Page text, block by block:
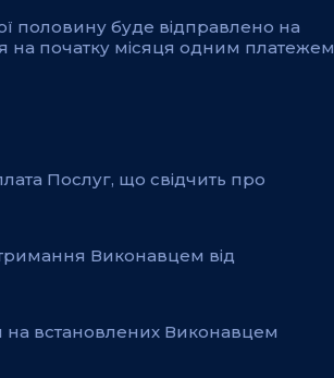
половину буде відправлено на
на початку місяця одним платежем
Послуг, що свідчить про
Виконавцем від
на встановлених Виконавцем